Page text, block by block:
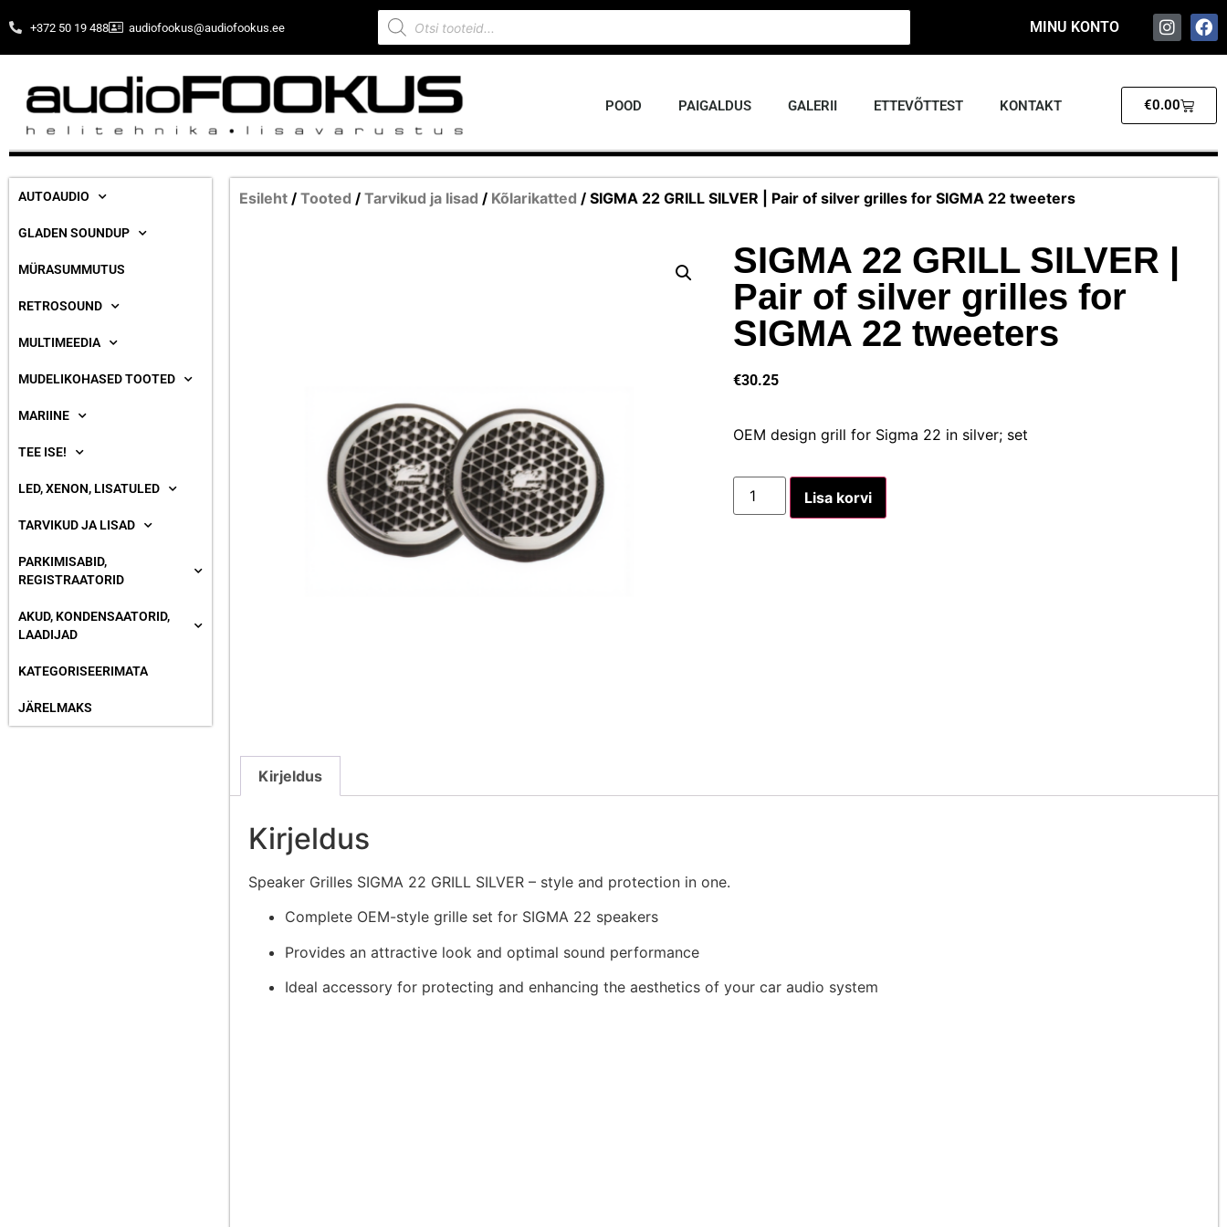
+372 50 19 488 audiofookus@audiofookus.ee MINU KONTO
POOD PAIGALDUS GALERII ETTEVÕTTEST KONTAKT €0.00
AUTOAUDIO
GLADEN SOUNDUP
MÜRASUMMUTUS
RETROSOUND
MULTIMEEDIA
MUDELIKOHASED TOOTED
MARIINE
TEE ISE!
LED, XENON, LISATULED
TARVIKUD JA LISAD
PARKIMISABID,
REGISTRAATORID
AKUD, KONDENSAATORID,
LAADIJAD
KATEGORISEERIMATA
JÄRELMAKS
Esileht/ Tooted / Tarvikud ja lisad / Kõlarikatted / SIGMA 22 GRILL SILVER | Pair of silver grilles for SIGMA 22 tweeters
SIGMA 22 GRILL SILVER |
Pair of silver grilles for
SIGMA 22 tweeters
€30.25
OEM design grill for Sigma 22 in silver; set
Lisa korvi
Kirjeldus
Kirjeldus
Speaker Grilles SIGMA 22 GRILL SILVER – style and protection in one.
Complete OEM-style grille set for SIGMA 22 speakers
Provides an attractive look and optimal sound performance
Ideal accessory for protecting and enhancing the aesthetics of your car audio system